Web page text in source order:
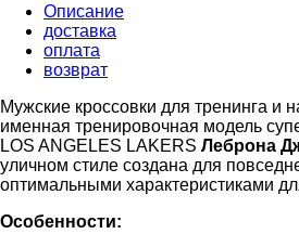
Описание
доставка
оплата
возврат
Мужские кроссовки для тренинга и
именная тренировочная модель
LOS ANGELES LAKERS Леброна
уличном стиле создана для
оптимальными характеристиками
Особенности: